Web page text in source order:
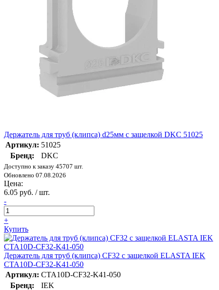
Держатель для труб (клипса) d25мм с защелкой DKC 51025
Артикул: 51025
Бренд:
DKC
Доступно к заказу 45707 шт.
Обновлено 07.08.2026
Цена:
6.05 руб. / шт.
-
+
Купить
Держатель для труб (клипса) CF32 с защелкой ELASTA IEK
CTA10D-CF32-K41-050
Артикул: CTA10D-CF32-K41-050
Бренд:
IEK